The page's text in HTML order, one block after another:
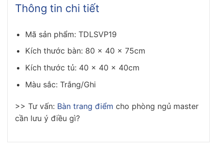
Thông tin chi tiết
Mã sản phẩm: TDLSVP19
Kích thước bàn: 80 x 40 x 75cm
Kích thước tủ: 40 x 40 x 40cm
Màu sắc: Trắng/Ghi
>> Tư vấn: Bàn trang điểm cho phòng ngủ master
cần lưu ý điều gì?